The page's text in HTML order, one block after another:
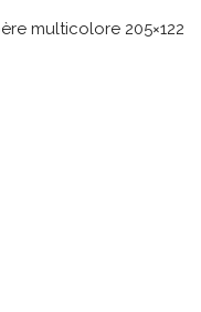
multicolore 205×122